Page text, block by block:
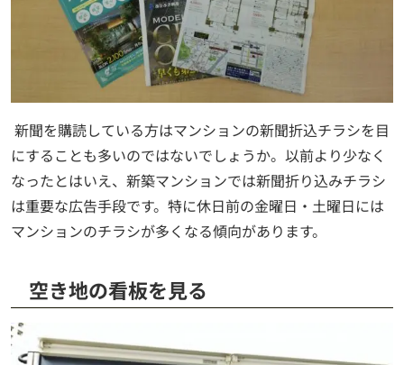
新聞を購読している方はマンションの新聞折込チラシを目
にすることも多いのではないでしょうか。以前より少なく
なったとはいえ、新築マンションでは新聞折り込みチラシ
は重要な広告手段です。特に休日前の金曜日・土曜日には
マンションのチラシが多くなる傾向があります。
空き地の看板を見る